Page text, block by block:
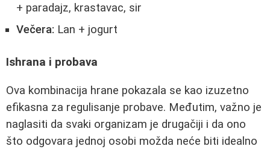
+ paradajz, krastavac, sir
Večera: Lan + jogurt
Ishrana i probava
Ova kombinacija hrane pokazala se kao izuzetno
efikasna za regulisanje probave. Međutim, važno je
naglasiti da svaki organizam je drugačiji i da ono
što odgovara jednoj osobi možda neće biti idealno